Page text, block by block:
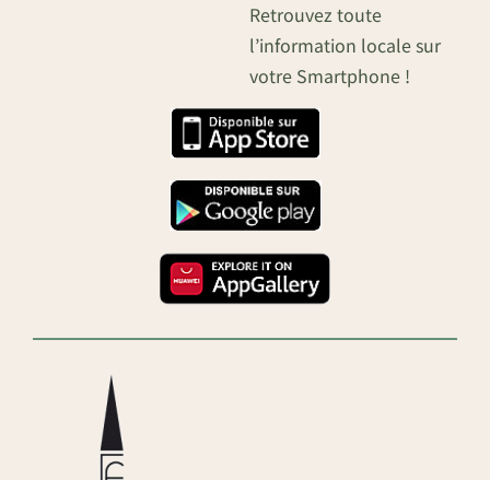
Retrouvez toute
l’information locale sur
votre Smartphone !